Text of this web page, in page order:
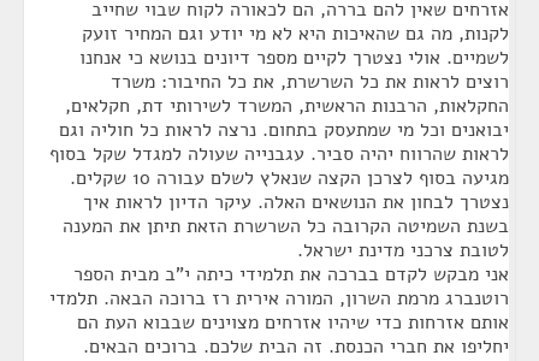
אזרחים שאין להם בררה, הם לכאורה לקוח שבוי שחייב
לקנות, מה גם שהאיכות היא לא מי יודע וגם המחיר זועק
לשמיים. אולי נצטרך לקיים מספר דיונים בנושא כי אנחנו
רוצים לראות את כל השרשרת, את כל החיבור: משרד
החקלאות, הרבנות הראשית, המשרד לשירותי דת, חקלאים,
יבואנים וכל מי שמתעסק בתחום. נרצה לראות כל חוליה וגם
לראות שהרווח יהיה סביר. עגבנייה שעולה למגדל שקל בסוף
מגיעה בסוף לצרכן הקצה שנאלץ לשלם עבורה 10 שקלים.
נצטרך לבחון את הנושאים האלה. עיקר הדיון לראות איך
בשנת השמיטה הקרובה כל השרשרת הזאת תיתן את המענה
לטובת צרכני מדינת ישראל.
אני מבקש לקדם בברכה את תלמידי כיתה י"ב מבית הספר
רוטנברג מרמת השרון, המורה אירית רז ברוכה הבאה. תלמדי
אותם אזרחות כדי שיהיו אזרחים מצוינים שבבוא העת הם
יחליפו את חברי הכנסת. זה הבית שלכם. ברוכים הבאים.